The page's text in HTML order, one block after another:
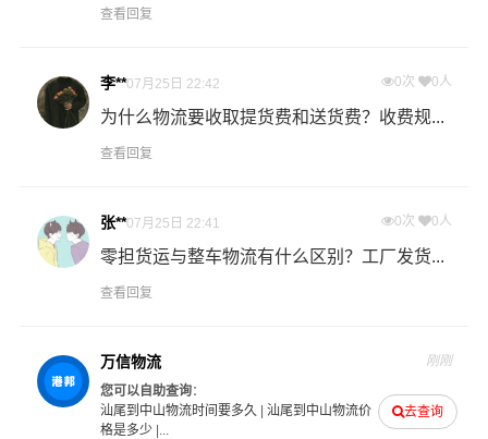
即送货上门费用。物流公司安排车辆把货物从中山物流集
费。
- 万信物流汕尾物流业务部秉承“用心呵护，值得托付”的服
务理念，凭借汕尾至中山物流的优质平台，始终致力于为
尾到中山货运专线是港邦的优质品牌服务，我们一直多年
的在为各行各业提供我们的物流服务，也得到了很多客户
的认可和口碑相传，如果您有意向选择我们，我们非常乐
意为您解决物流相关问题。当然，还有很多优秀的
咨询，找到合适您的物流服务商。
汕尾物流 #中山物流 # 汕尾货运 #中山货运
查看回复
李**07月25日 22:42 0次 0人
为什么物流要收取提货费和送货费？收费规...
查看回复
张**07月25日 22:41 0次 0人
零担货运与整车物流有什么区别？工厂发货...
查看回复
万信物流 刚刚
去查询
您可以自助查询：
汕尾到中山物流时间要多久 | 汕尾到中山物流价
格是多少|...